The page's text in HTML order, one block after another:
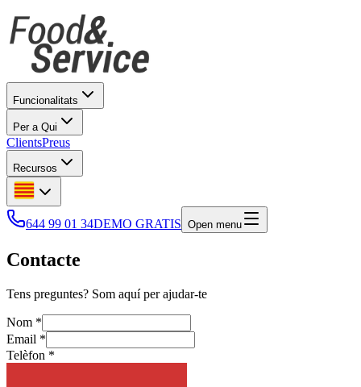
Funcionalitats
Per a Qui
ClientsPreus
Recursos
644 99 01 34DEMO GRATIS Open menu
Contacte
Tens preguntes? Som aquí per ajudar-te
Nom *
Email *
Telèfon *